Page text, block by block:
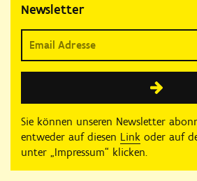
Newsletter
Sie können unseren Newsletter
entweder auf diesen Link oder auf
unter „Impressum“ klicken.